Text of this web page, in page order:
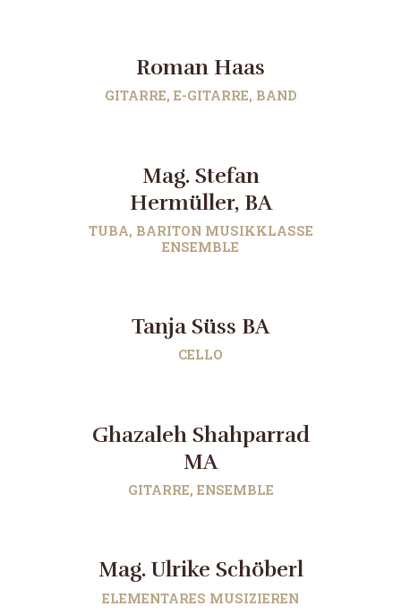
Roman Haas
GITARRE, E-GITARRE, BAND
Mag. Stefan
Hermüller, BA
TUBA, BARITON MUSIKKLASSE
ENSEMBLE
Tanja Süss BA
CELLO
Ghazaleh Shahparrad
MA
GITARRE, ENSEMBLE
Mag. Ulrike Schöberl
ELEMENTARES MUSIZIEREN